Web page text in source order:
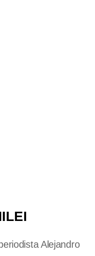
Alejandro